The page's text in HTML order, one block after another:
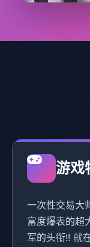
游戏
一次性交易大
富度爆表的超
军的头衔!! 就